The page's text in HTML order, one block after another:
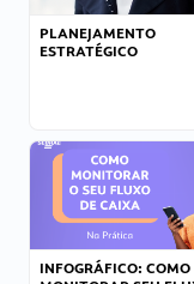
PLANEJAMENTO
ESTRATÉGICO
INFOGRÁFICO: COMO